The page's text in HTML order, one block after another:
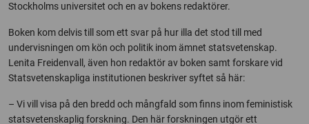
Stockholms universitet och en av bokens redaktörer.
Boken kom delvis till som ett svar på hur illa det stod till med
undervisningen om kön och politik inom ämnet statsvetenskap.
Lenita Freidenvall, även hon redaktör av boken samt forskare vid
Statsvetenskapliga institutionen beskriver syftet så här:
– Vi vill visa på den bredd och mångfald som finns inom feministisk
statsvetenskaplig forskning. Den här forskningen utgör ett